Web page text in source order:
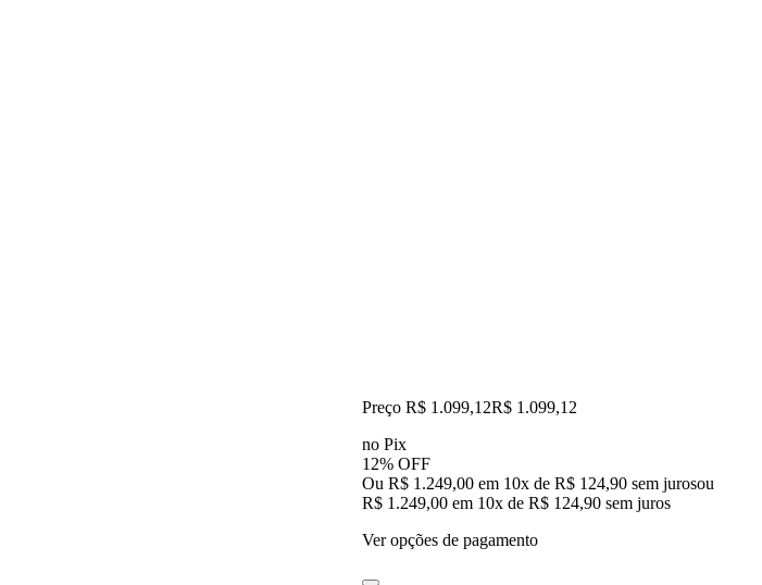
Preço R$ 1.099,12R$ 1.099,12
no Pix
12% OFF
Ou R$ 1.249,00 em 10x de R$ 124,90 sem jurosou
R$ 1.249,00 em 10x de R$ 124,90 sem juros
Ver opções de pagamento